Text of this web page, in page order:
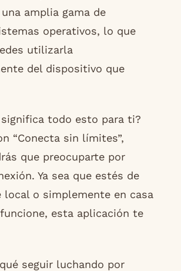
amplia gama de
operativos, lo que
utilizarla
del dispositivo que
todo esto para ti?
“Conecta sin límites”,
que preocuparte por
Ya sea que estés de
local o simplemente en casa
esta aplicación te
seguir luchando por